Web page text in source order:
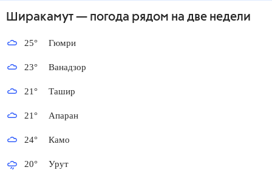
Ширакамут— погода рядом на две недели
25° Гюмри
23° Ванадзор
21° Ташир
21° Апаран
24° Камо
20° Урут